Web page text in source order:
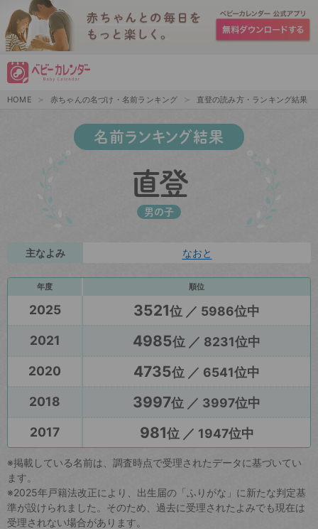
HOME 赤ちゃんの名づけ・名前ランキング 直登の読み方・ランキング結果
名前ランキング結果
直登
男の子
主なよみ なおと
年度 順位
2025 3521位 ／ 5986位中
2021
4985位 ／ 8231位中
2020
4735位 ／ 6541位中
2018
3997位 ／ 3997位中
2017
981位 ／ 1947位中
※掲載している名前は、調査時点で受理されたデータに基づいてい
ます。
※2025年戸籍法改正により、出生届の「ふりがな」に新たな判定基
準が設けられました。そのため、過去に受理されたよみでも現在は
受理されない場合があります。